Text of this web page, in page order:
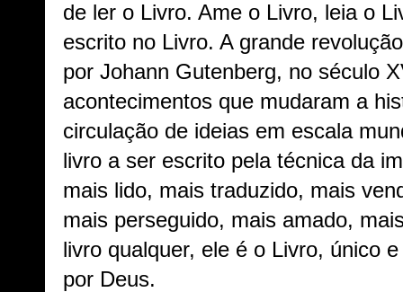
de ler o Livro. Ame o Livro, leia o
escrito no Livro. A grande
por Johann Gutenberg, no século
acontecimentos que mudaram a
circulação de ideias em escala
livro a ser escrito pela técnica da
mais lido, mais traduzido, mais
mais perseguido, mais amado,
livro qualquer, ele é o Livro, único
por Deus.